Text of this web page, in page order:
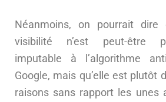
Néanmoins, on pourrait
visibilité n’est peut-être
imputable à l’algorithme
Google, mais qu’elle est plutôt
raisons sans rapport les unes